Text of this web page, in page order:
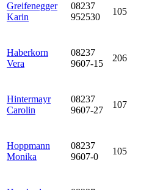
Greifenegger
Karin
08237
952530
105
Haberkorn
Vera
08237
9607-15
206
Hintermayr
Carolin
08237
9607-27
107
Hoppmann
Monika
08237
9607-0
105